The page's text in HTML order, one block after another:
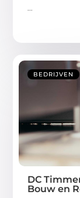
...
BEDRIJVEN
DC
Bouw en